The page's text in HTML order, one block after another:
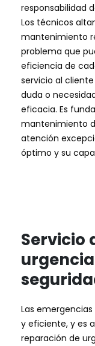
responsabilidad
Los técnicos
mantenimiento
problema que
eficiencia de
servicio al
duda o
eficacia. Es
mantenimiento
atención
óptimo y su
Servicio
Las
y eficiente, y es
reparación de